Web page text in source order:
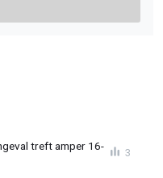
treft amper 16-
3